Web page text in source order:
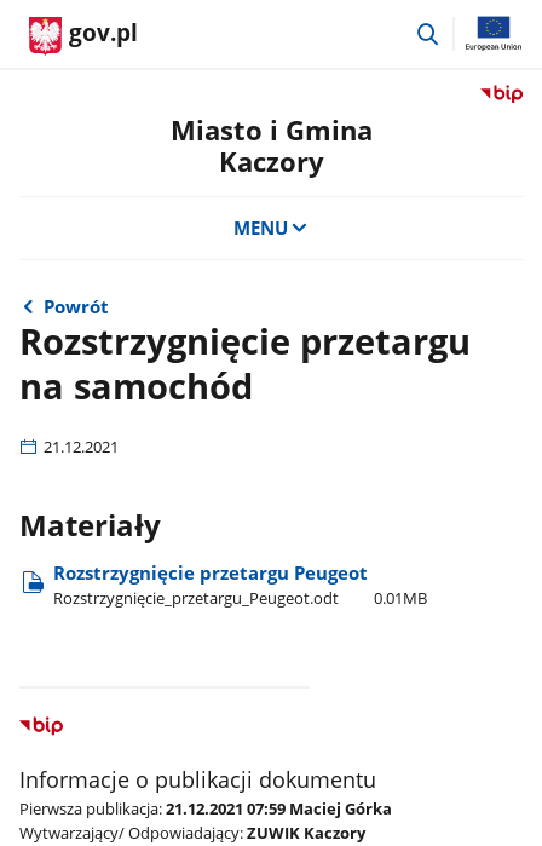
gov.pl
przejdź
Przejdź
Miasto i Gmina
Kaczory
MENU
Powrót
Rozstrzygnięcie przetargu
na samochód
21.12.2021
Materiały
Rozstrzygnięcie przetargu Peugeot
Rozstrzygnięcie​_przetargu​_Peugeot.odt 0.01MB
Informacje o publikacji dokumentu
Pierwsza publikacja:21.12.2021 07:59 Maciej Górka
Wytwarzający/ Odpowiadający:ZUWIK Kaczory